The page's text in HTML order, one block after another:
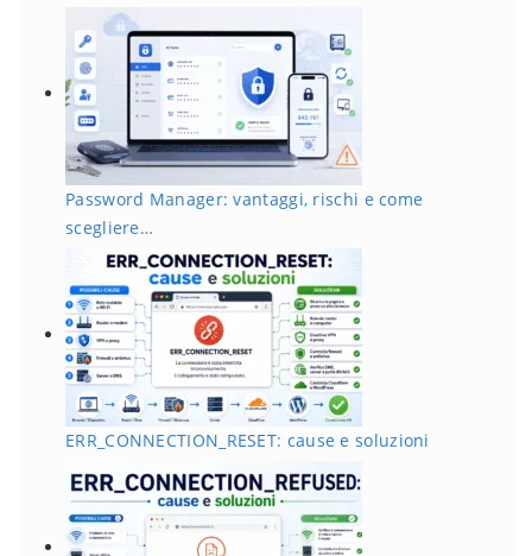
Password Manager: vantaggi, rischi e come
scegliere…
ERR_CONNECTION_RESET: cause e soluzioni